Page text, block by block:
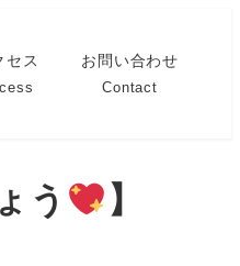
セス お問い合わせ
Contact
う 】